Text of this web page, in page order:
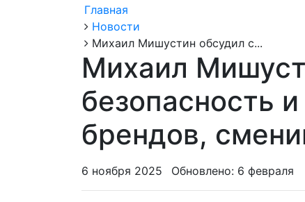
Главная
Новости
Михаил Мишустин обсудил с...
Михаил
безопасность
брендов,
6 ноября 2025 Обновлено: 6 февраля